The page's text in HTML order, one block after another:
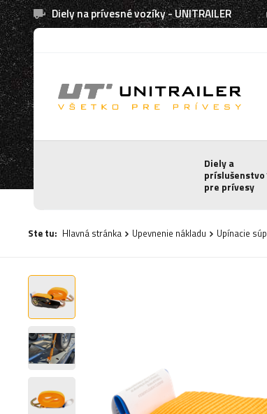
Diely na prívesné vozíky - UNITRAILER
Diely a
príslušenstvo
pre prívesy
Ste tu: Hlavná stránka Upevnenie nákladu Upínacie